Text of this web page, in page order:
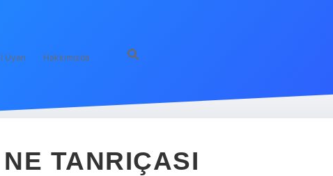
Uyarı Hakkımızda
TANRIÇASI